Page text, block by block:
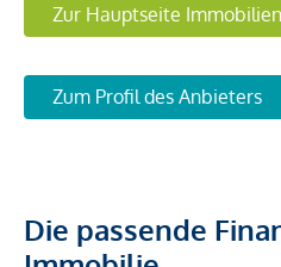
Zur Hauptseite Immobilien
Zum Profil des Anbieters
Die passende